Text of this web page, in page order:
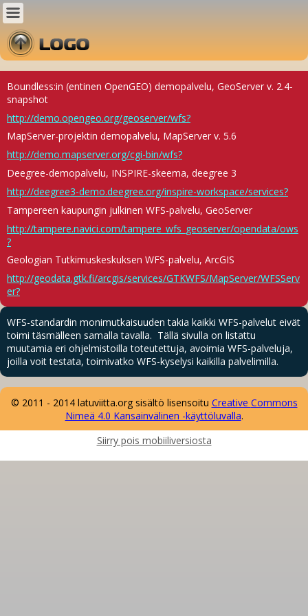
Boundless:in (entinen OpenGEO) demopalvelu, GeoServer v. 2.4-
snapshot
http://demo.opengeo.org/geoserver/wfs?
MapServer-projektin demopalvelu, MapServer v. 5.6
http://demo.mapserver.org/cgi-bin/wfs?
Deegree-demopalvelu, INSPIRE-skeema, deegree 3
http://deegree3-demo.deegree.org/inspire-workspace/services?
Tampereen kaupungin julkinen WFS-palvelu, GeoServer
http://tampere.navici.com/tampere_wfs_geoserver/opendata/ows
?
Geologian Tutkimuskeskuksen WFS-palvelu, ArcGIS
http://geodata.gtk.fi/arcgis/services/GTKWFS/MapServer/WFSServ
er?
WFS-standardin monimutkaisuuden takia kaikki WFS-palvelut eivät
toimi täsmälleen samalla tavalla. Tällä sivulla on listattu
muutamia eri ohjelmistoilla toteutettuja, avoimia WFS-palveluja,
joilla voit testata, toimivatko WFS-kyselysi kaikilla palvelimilla.
© 2011 - 2014 latuviitta.org sisältö lisensoitu Creative Commons
Nimeä 4.0 Kansainvälinen -käyttöluvalla.
Siirry pois mobiiliversiosta